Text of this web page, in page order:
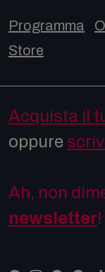
Programma
Store
Acquista il
oppure
Ah, non
newsletter!